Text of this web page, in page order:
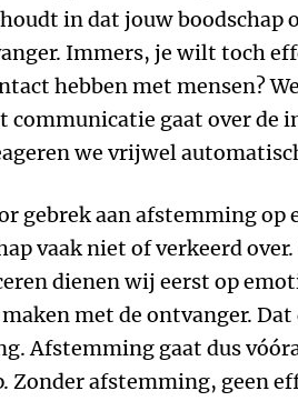
in dat jouw boodschap
Immers, je wilt toch
hebben met mensen?
communicatie gaat over de
we vrijwel
gebrek aan afstemming
vaak niet of verkeerd
dienen wij eerst op
met de ontvanger. Dat
Afstemming gaat dus
Zonder afstemming, geen